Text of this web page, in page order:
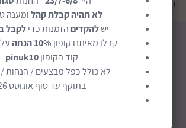
דף הבית במבום | BamBoom
קופוני הנחה
לא תהיה קבלת קהלומענה
ישלהקדיםהזמנות כדילקבל
קבלו מאיתנו קופון 10% הנחה
קוד הקופוןpinuk10
לא כולל כפל מבצעים / הנחות /
בתוקף עד סוף אוגוסט 26